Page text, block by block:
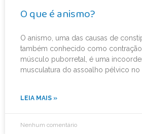
O que é anismo?
O anismo, uma das causas de
também conhecido como
músculo puborretal, é uma
musculatura do assoalho pélvico no
LEIA MAIS »
Nenhum comentário